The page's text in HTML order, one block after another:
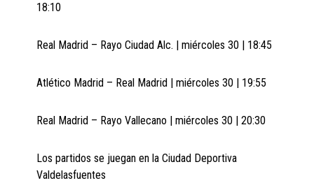
18:10
Real Madrid – Rayo Ciudad Alc. | miércoles 30 | 18:45
Atlético Madrid – Real Madrid | miércoles 30 | 19:55
Real Madrid – Rayo Vallecano | miércoles 30 | 20:30
Los partidos se juegan en la Ciudad Deportiva
Valdelasfuentes